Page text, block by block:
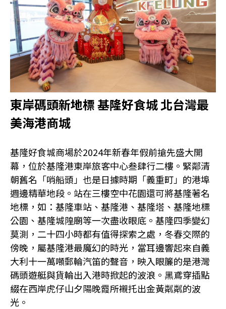
東岸碼頭新地標 基隆好食城 北台灣最
美海港商城
基隆好食城商場於2024年新春年假前搶先盛大開
幕，位於基隆港東岸旅客中心叁肆行二樓。緊鄰清
朝舊名「哨船頭」也是日據時期「義重町」的港埠
週邊精華地段。站在三樓空中花園還可將基隆著名
地標，如：基隆車站、基隆港、基隆塔、基隆地標
公園、基隆城隍廟等一次盡收眼底。基隆四季變幻
莫測，二十四小時都有值得探索之處，冬春交際的
傍晚，屬基隆港最魔幻的時光，當耳邊響起來自義
大利十一萬噸郵輪汽笛的聲音，映入眼簾的是港灣
碼頭遊艇與貨輪出入港時掀起的波浪。黑鳶穿插點
綴在西岸虎仔山夕陽晚霞所襯托出金黃粼粼的波
光。